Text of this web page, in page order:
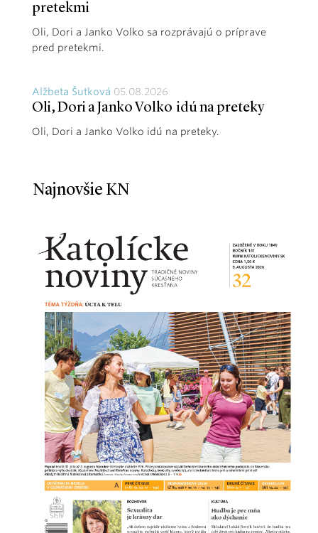
pretekmi
Oli, Dori a Janko Volko sa rozprávajú o príprave
pred pretekmi.
Alžbeta Šutková 05.08.2026
Oli, Dori a Janko Volko idú na preteky
Oli, Dori a Janko Volko idú na preteky.
Najnovšie KN